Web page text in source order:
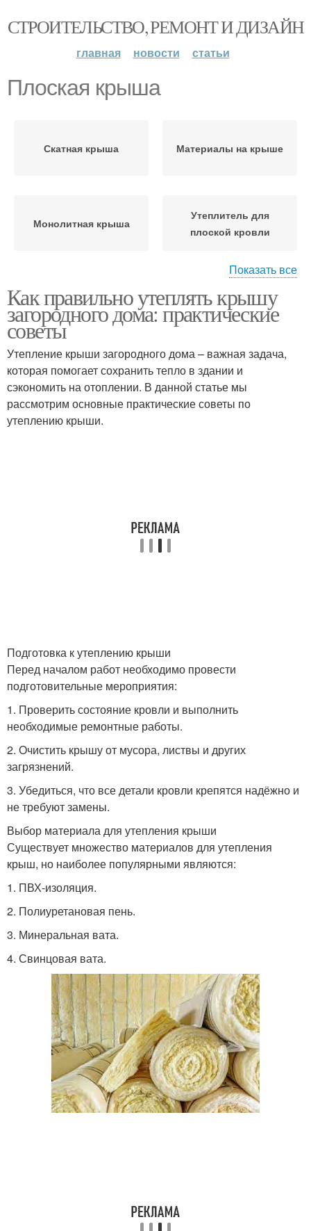
СТРОИТЕЛЬСТВО, РЕМОНТ И ДИЗАЙН
главная новости статьи
Плоская крыша
Скатная крыша Материалы на крыше
Монолитная крыша
Утеплитель для
плоской кровли
Плоская кровля Плоские кровли
Плоские крыши Бетонная крыша
Дымоход через крышу
Показать все
Как правильно утеплять крышу
загородного дома: практические
советы
Утепление крыши загородного дома – важная задача,
которая помогает сохранить тепло в здании и
сэкономить на отоплении. В данной статье мы
рассмотрим основные практические советы по
утеплению крыши.
Подготовка к утеплению крыши
Перед началом работ необходимо провести
подготовительные мероприятия:
1. Проверить состояние кровли и выполнить
необходимые ремонтные работы.
2. Очистить крышу от мусора, листвы и других
загрязнений.
3. Убедиться, что все детали кровли крепятся надёжно и
не требуют замены.
Выбор материала для утепления крыши
Существует множество материалов для утепления
крыш, но наиболее популярными являются:
1. ПВХ-изоляция.
2. Полиуретановая пень.
3. Минеральная вата.
4. Свинцовая вата.